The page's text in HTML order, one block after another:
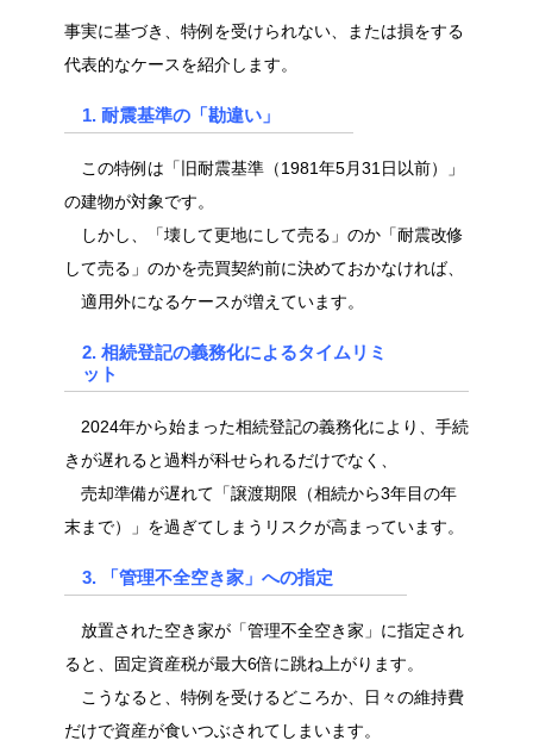
事実に基づき、特例を受けられない、または損をする
代表的なケースを紹介します。
1. 耐震基準の「勘違い」
この特例は「旧耐震基準（1981年5月31日以前）」
の建物が対象です。
しかし、「壊して更地にして売る」のか「耐震改修
して売る」のかを売買契約前に決めておかなければ、
適用外になるケースが増えています。
2. 相続登記の義務化によるタイムリミ
ット
2024年から始まった相続登記の義務化により、手続
きが遅れると過料が科せられるだけでなく、
売却準備が遅れて「譲渡期限（相続から3年目の年
末まで）」を過ぎてしまうリスクが高まっています。
3. 「管理不全空き家」への指定
放置された空き家が「管理不全空き家」に指定され
ると、固定資産税が最大6倍に跳ね上がります。
こうなると、特例を受けるどころか、日々の維持費
だけで資産が食いつぶされてしまいます。